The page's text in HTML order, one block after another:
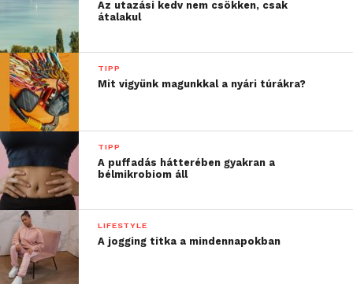
eldöntötted, hogy belevágsz, vedd fel a kapcsolatot
egy megbízható csapattal!
További friss híreket talál a Technokrata
főoldalán!
Csatlakozzon hozzánk a
Az utazási kedv nem csökken, csak
átalakul
TIPP
Mit vigyünk magunkkal a nyári túrákra?
TIPP
A puffadás hátterében gyakran a
bélmikrobiom áll
LIFESTYLE
A jogging titka a mindennapokban